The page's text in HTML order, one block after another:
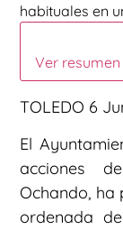
habituales en
Ver
TOLEDO 6
El
acciones
Ochando, ha
ordenada